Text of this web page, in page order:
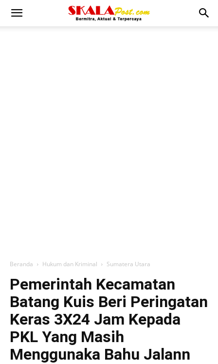
Beranda Hukum dan Kriminal Sumatera Utara
Pemerintah Kecamatan
Batang Kuis Beri Peringatan
Keras 3X24 Jam Kepada
PKL Yang Masih
Menggunaka Bahu Jalann